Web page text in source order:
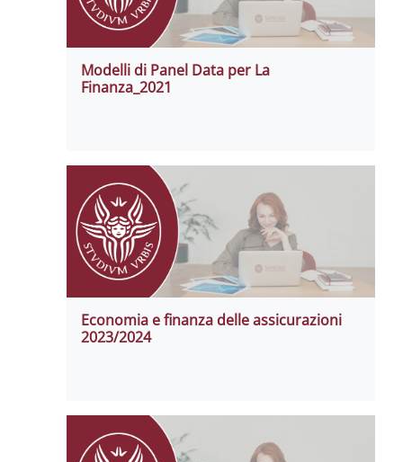
Modelli di Panel Data per La
Finanza_2021
Economia e finanza delle assicurazioni
2023/2024